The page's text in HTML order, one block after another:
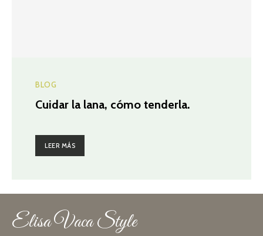
BLOG
Cuidar la lana, cómo tenderla.
LEER MÁS
Elisa Vaca Style